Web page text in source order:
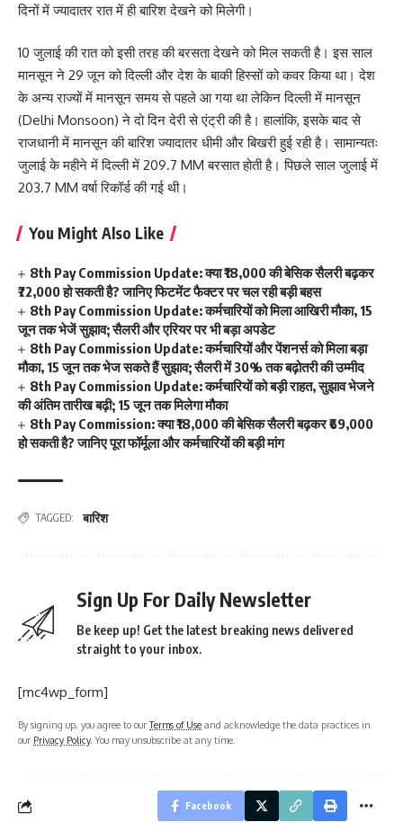
दिनों में ज्यादातर रात में ही बारिश देखने को मिलेगी।
10 जुलाई की रात को इसी तरह की बरसता देखने को मिल सकती है। इस साल
मानसून ने 29 जून को दिल्ली और देश के बाकी हिस्सों को कवर किया था। देश
के अन्य राज्यों में मानसून समय से पहले आ गया था लेकिन दिल्ली में मानसून
(Delhi Monsoon) ने दो दिन देरी से एंट्री की है। हालांकि, इसके बाद से
राजधानी में मानसून की बारिश ज्यादातर धीमी और बिखरी हुई रही है। सामान्यतः
जुलाई के महीने में दिल्ली में 209.7 MM बरसात होती है। पिछले साल जुलाई में
203.7 MM वर्षा रिकॉर्ड की गई थी।
You Might Also Like
8th Pay Commission Update: क्या ₹18,000 की बेसिक सैलरी बढ़कर
₹72,000 हो सकती है? जानिए फिटमेंट फैक्टर पर चल रही बड़ी बहस
8th Pay Commission Update: कर्मचारियों को मिला आखिरी मौका, 15
जून तक भेजें सुझाव; सैलरी और एरियर पर भी बड़ा अपडेट
8th Pay Commission Update: कर्मचारियों और पेंशनर्स को मिला बड़ा
मौका, 15 जून तक भेज सकते हैं सुझाव; सैलरी में 30% तक बढ़ोतरी की उम्मीद
8th Pay Commission Update: कर्मचारियों को बड़ी राहत, सुझाव भेजने
की अंतिम तारीख बढ़ी; 15 जून तक मिलेगा मौका
8th Pay Commission: क्या ₹18,000 की बेसिक सैलरी बढ़कर ₹69,000
हो सकती है? जानिए पूरा फॉर्मूला और कर्मचारियों की बड़ी मांग
TAGGED: बारिश
Sign Up For Daily Newsletter
Be keep up! Get the latest breaking news delivered
straight to your inbox.
[mc4wp_form]
By signing up, you agree to ourTerms of Use and acknowledge the data practices in
our Privacy Policy. You may unsubscribe at any time.
Facebook